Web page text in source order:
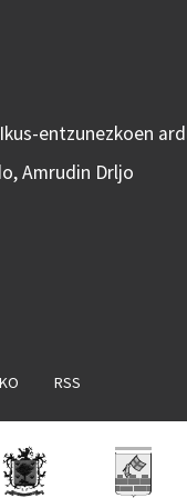
entzunezkoen
Amrudin Drljo
RSS